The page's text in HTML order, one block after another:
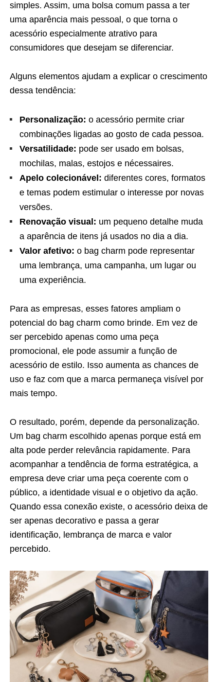
simples. Assim, uma bolsa comum passa a ter
uma aparência mais pessoal, o que torna o
acessório especialmente atrativo para
consumidores que desejam se diferenciar.
Alguns elementos ajudam a explicar o crescimento
dessa tendência:
Personalização: o acessório permite criar
combinações ligadas ao gosto de cada pessoa.
Versatilidade: pode ser usado em bolsas,
mochilas, malas, estojos e nécessaires.
Apelo colecionável: diferentes cores, formatos
e temas podem estimular o interesse por novas
versões.
Renovação visual: um pequeno detalhe muda
a aparência de itens já usados no dia a dia.
Valor afetivo: o bag charm pode representar
uma lembrança, uma campanha, um lugar ou
uma experiência.
Para as empresas, esses fatores ampliam o
potencial do bag charm como brinde. Em vez de
ser percebido apenas como uma peça
promocional, ele pode assumir a função de
acessório de estilo. Isso aumenta as chances de
uso e faz com que a marca permaneça visível por
mais tempo.
O resultado, porém, depende da personalização.
Um bag charm escolhido apenas porque está em
alta pode perder relevância rapidamente. Para
acompanhar a tendência de forma estratégica, a
empresa deve criar uma peça coerente com o
público, a identidade visual e o objetivo da ação.
Quando essa conexão existe, o acessório deixa de
ser apenas decorativo e passa a gerar
identificação, lembrança de marca e valor
percebido.